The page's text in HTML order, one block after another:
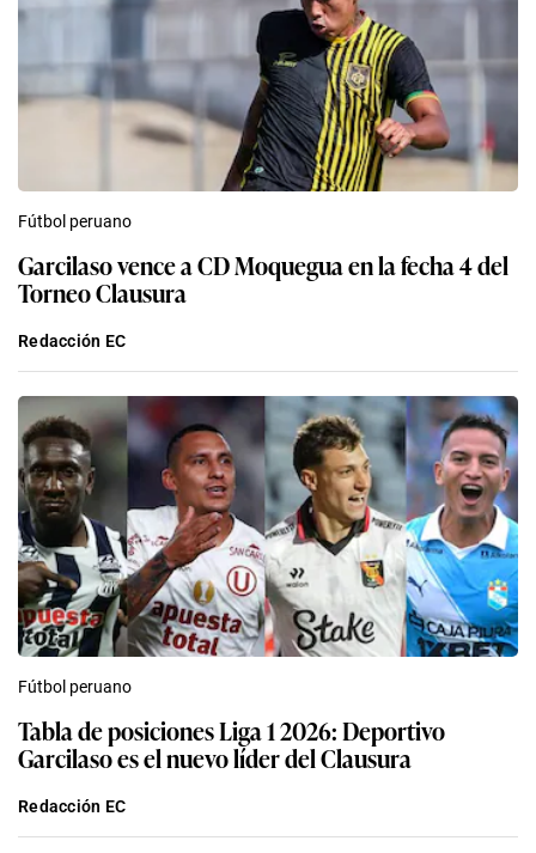
Fútbol peruano
Garcilaso vence a CD Moquegua en la fecha 4 del
Torneo Clausura
Redacción EC
Fútbol peruano
Tabla de posiciones Liga 1 2026: Deportivo
Garcilaso es el nuevo líder del Clausura
Redacción EC